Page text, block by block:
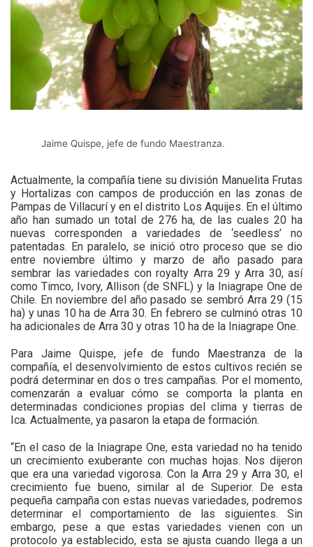
Jaime Quispe, jefe de fundo Maestranza.
Actualmente, la compañía tiene su división Manuelita Frutas
y Hortalizas con campos de producción en las zonas de
Pampas de Villacurí y en el distrito Los Aquijes. En el último
año han sumado un total de 276 ha, de las cuales 20 ha
nuevas corresponden a variedades de ‘seedless’ no
patentadas. En paralelo, se inició otro proceso que se dio
entre noviembre último y marzo de año pasado para
sembrar las variedades con royalty Arra 29 y Arra 30, así
como Timco, Ivory, Allison (de SNFL) y la Iniagrape One de
Chile. En noviembre del año pasado se sembró Arra 29 (15
ha) y unas 10 ha de Arra 30. En febrero se culminó otras 10
ha adicionales de Arra 30 y otras 10 ha de la Iniagrape One.
Para Jaime Quispe, jefe de fundo Maestranza de la
compañía, el desenvolvimiento de estos cultivos recién se
podrá determinar en dos o tres campañas. Por el momento,
comenzarán a evaluar cómo se comporta la planta en
determinadas condiciones propias del clima y tierras de
Ica. Actualmente, ya pasaron la etapa de formación.
“En el caso de la Iniagrape One, esta variedad no ha tenido
un crecimiento exuberante con muchas hojas. Nos dijeron
que era una variedad vigorosa. Con la Arra 29 y Arra 30, el
crecimiento fue bueno, similar al de Superior. De esta
pequeña campaña con estas nuevas variedades, podremos
determinar el comportamiento de las siguientes. Sin
embargo, pese a que estas variedades vienen con un
protocolo ya establecido, esta se ajusta cuando llega a un